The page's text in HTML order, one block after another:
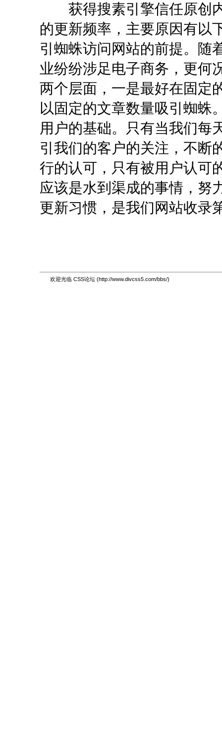
获得搜素引擎信任原创内
的更新频率，主要原因有以
引蜘蛛访问网站的前提。随
业纷纷涉足电子商务，更何
两个层面，一是最好在固定
以固定的文章数量吸引蜘蛛
用户的基础。只有当我们每
引我们的客户的关注，不断
行的认可，只有被用户认可
应该是水到渠成的事情，努
更新习惯，是我们网站收录
欢迎光临 CSS论坛 (http://www.divcss5.com/bbs/)